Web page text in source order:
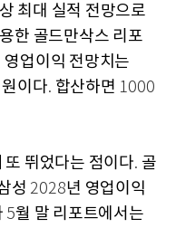
최대 실적 전망으로
한 골드만삭스 리포
영업이익 전망치는
이다. 합산하면 1000
또 뛰었다는 점이다. 골
성 2028년 영업이익
5월 말 리포트에서는